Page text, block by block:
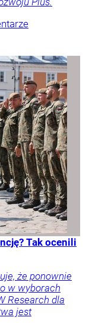
Tak ocenili
że ponownie
w wyborach
Research dla
jest